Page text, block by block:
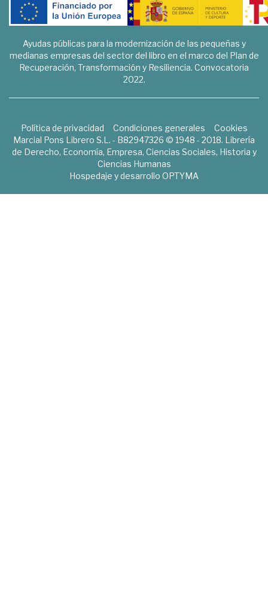
Ayudas públicas para la modernización de las pequeñas y
medianas empresas del sector del libro en el marco del Plan de
Recuperación, Transformación y Resiliencia. Convocatoria
2022.
Política de privacidad Condiciones generales
Cookies
Marcial Pons Librero S.L. - B82947326 © 1948 - 2018. Librería
de Derecho, Economía, Empresa, Ciencias Sociales, Historia y
Ciencias Humanas
Hospedaje y desarrollo OPTYMA